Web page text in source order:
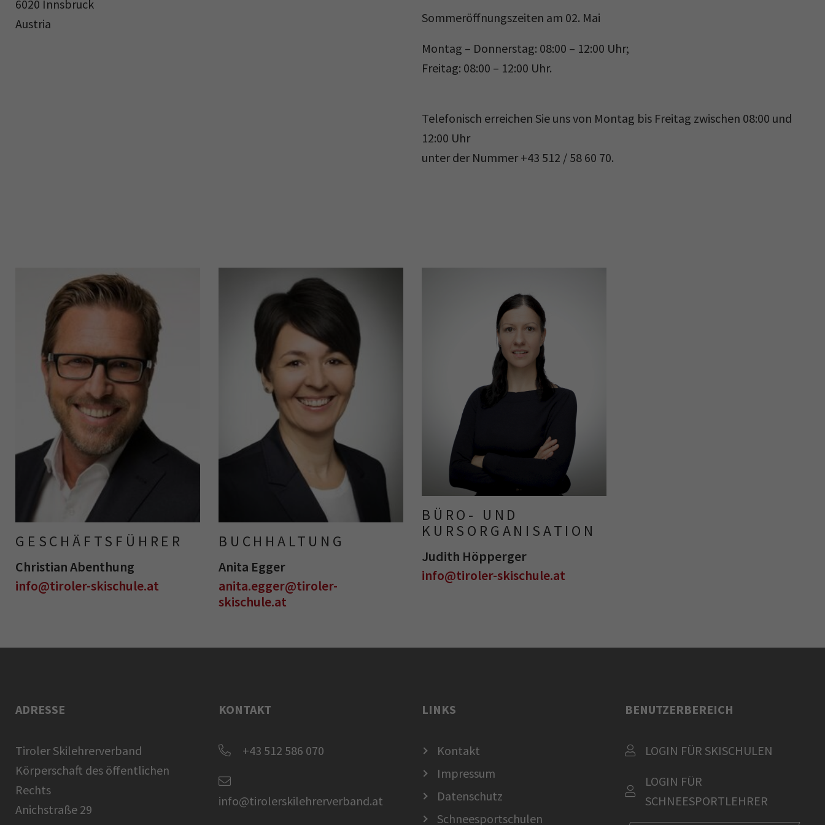
6020 Innsbruck
Austria
Sommeröffnungszeiten am 02. Mai
Montag – Donnerstag: 08:00 – 12:00 Uhr;
Freitag: 08:00 – 12:00 Uhr.
Telefonisch erreichen Sie uns von Montag bis Freitag zwischen 08:00 und
12:00 Uhr
unter der Nummer +43 512 / 58 60 70.
GESCHÄFTSFÜHRER
Christian Abenthung
info@tiroler-skischule.at
BUCHHALTUNG
Anita Egger
anita.egger@tiroler-
skischule.at
BÜRO- UND
KURSORGANISATION
Judith Höpperger
info@tiroler-skischule.at
ADRESSE
Tiroler Skilehrerverband
Körperschaft des öffentlichen
Rechts
Anichstraße 29
KONTAKT
+43 512 586 070
info@tirolerskilehrerverband.at
LINKS
Kontakt
Impressum
Datenschutz
Schneesportschulen
BENUTZERBEREICH
LOGIN FÜR SKISCHULEN
LOGIN FÜR
SCHNEESPORTLEHRER